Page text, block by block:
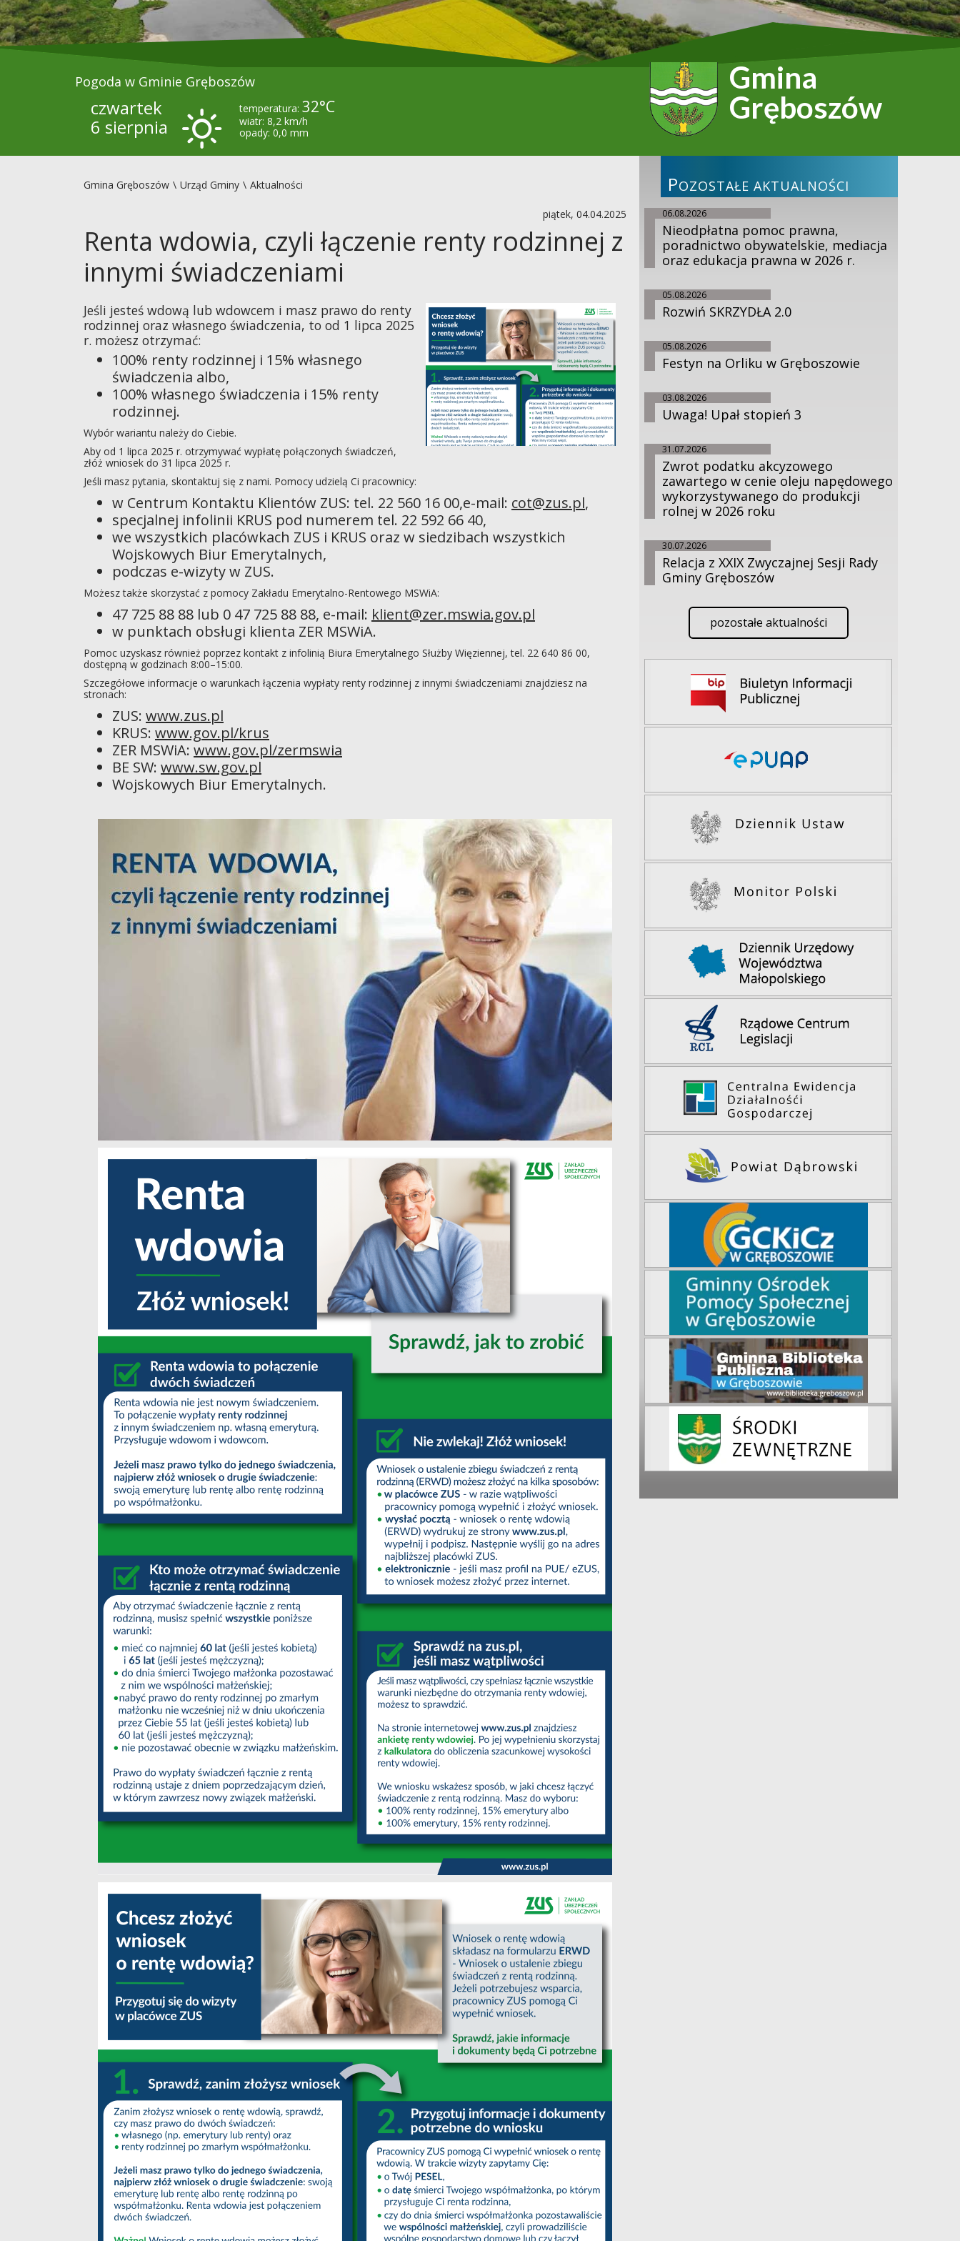
Pogoda w Gminie Gręboszów
czwartek
6 sierpnia
temperatura: 32°C
wiatr: 8,2 km/h
opady: 0,0 mm
Gmina Gręboszów Urząd Gminy Aktualności
piątek, 04.04.2025
Renta wdowia, czyli łączenie renty rodzinnej z
innymi świadczeniami
Jeśli jesteś wdową lub wdowcem i masz prawo do renty
rodzinnej oraz własnego świadczenia, to od 1 lipca 2025
r. możesz otrzymać:
100% renty rodzinnej i 15% własnego
świadczenia albo,
100% własnego świadczenia i 15% renty
rodzinnej.
Wybór wariantu należy do Ciebie.
Aby od 1 lipca 2025 r. otrzymywać wypłatę połączonych świadczeń,
złóż wniosek do 31 lipca 2025 r.
Jeśli masz pytania, skontaktuj się z nami. Pomocy udzielą Ci pracownicy:
w Centrum Kontaktu Klientów ZUS: tel. 22 560 16 00,e-mail: cot@zus.pl,
specjalnej infolinii KRUS pod numerem tel. 22 592 66 40,
we wszystkich placówkach ZUS i KRUS oraz w siedzibach wszystkich
Wojskowych Biur Emerytalnych,
podczas e-wizyty w ZUS.
Możesz także skorzystać z pomocy Zakładu Emerytalno-Rentowego MSWiA:
47 725 88 88 lub 0 47 725 88 88, e-mail: klient@zer.mswia.gov.pl
w punktach obsługi klienta ZER MSWiA.
Pomoc uzyskasz również poprzez kontakt z infolinią Biura Emerytalnego Służby Więziennej, tel. 22 640 86 00,
dostępną w godzinach 8:00–15:00.
Szczegółowe informacje o warunkach łączenia wypłaty renty rodzinnej z innymi świadczeniami znajdziesz na
stronach:
ZUS: www.zus.pl
KRUS: www.gov.pl/krus
ZER MSWiA: www.gov.pl/zermswia
BE SW: www.sw.gov.pl
Wojskowych Biur Emerytalnych.
Gmina
Gręboszów
POZOSTAŁE AKTUALNOŚCI
06.08.2026
Nieodpłatna pomoc prawna,
poradnictwo obywatelskie, mediacja
oraz edukacja prawna w 2026 r.
05.08.2026
Rozwiń SKRZYDŁA 2.0
05.08.2026
Festyn na Orliku w Gręboszowie
03.08.2026
Uwaga! Upał stopień 3
31.07.2026
Zwrot podatku akcyzowego
zawartego w cenie oleju napędowego
wykorzystywanego do produkcji
rolnej w 2026 roku
30.07.2026
Relacja z XXIX Zwyczajnej Sesji Rady
Gminy Gręboszów
pozostałe aktualności